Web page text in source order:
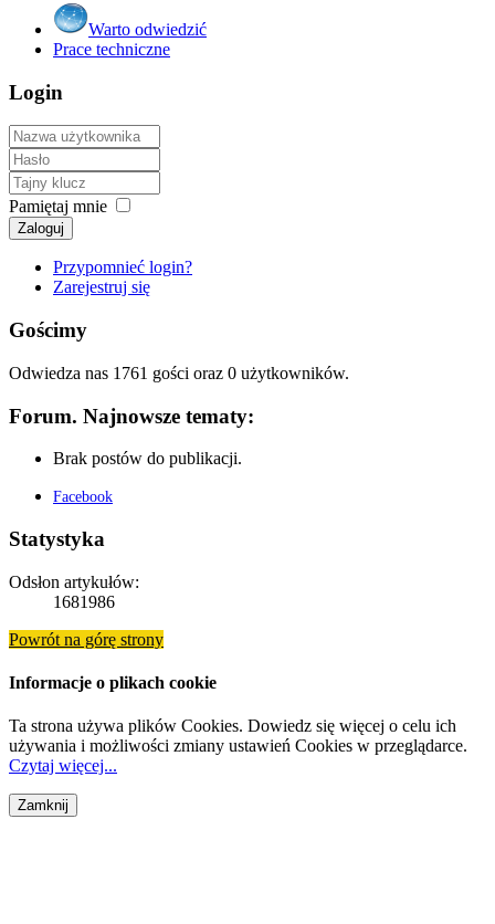
Warto odwiedzić
Prace techniczne
Login
Pamiętaj mnie
Zaloguj
Przypomnieć login?
Zarejestruj się
Gościmy
Odwiedza nas 1761 gości oraz 0 użytkowników.
Forum. Najnowsze tematy:
Brak postów do publikacji.
Facebook
Statystyka
Odsłon artykułów:
1681986
Powrót na górę strony
Informacje o plikach cookie
Ta strona używa plików Cookies. Dowiedz się więcej o celu ich
używania i możliwości zmiany ustawień Cookies w przeglądarce.
Czytaj więcej...